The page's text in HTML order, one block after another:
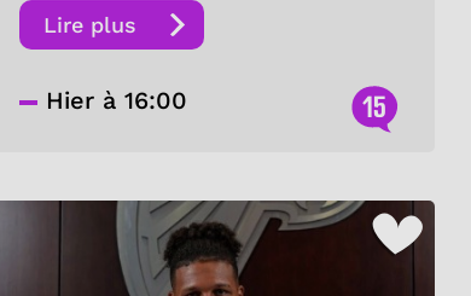
Lire plus
Hier à 16:00 15